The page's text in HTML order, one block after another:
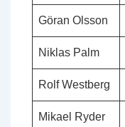
Göran Olsson
Niklas Palm
Rolf Westberg
Mikael Ryder